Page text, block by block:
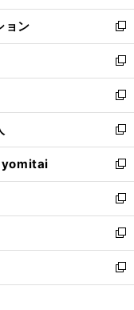
開
く
ウ
で
開
く
ン
ド
ウ
で
開
く
ウ
ィ
ン
ド
ウ
で
開
く
ョン
新
し
い
ウ
ィ
ン
ド
ウ
で
開
く
新
し
い
ウ
ィ
ン
ド
ウ
で
開
く
新
し
い
ウ
ィ
ン
ド
ウ
で
開
く
新
し
い
ウ
ィ
ン
ド
ウ
で
開
yomitai
新
し
い
ウ
ィ
ン
ド
ウ
新
し
い
ウ
ィ
ン
新
し
い
ウ
新
し